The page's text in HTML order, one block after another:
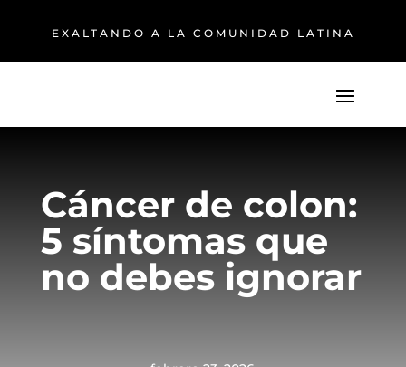
EXALTANDO A LA COMUNIDAD LATINA
Cáncer de colon:
5 síntomas que
no debes ignorar